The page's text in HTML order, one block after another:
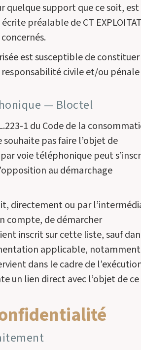
quelque support que ce soit, est
préalable de CT
est susceptible de
civile et/ou pénale
— Bloctel
1 du Code de la
pas faire l’objet de
voie téléphonique peut
au démarchage
directement ou par
compte, de démarcher
inscrit sur cette liste, sauf
applicable, notamment
dans le cadre de
un lien direct avec l’objet de ce